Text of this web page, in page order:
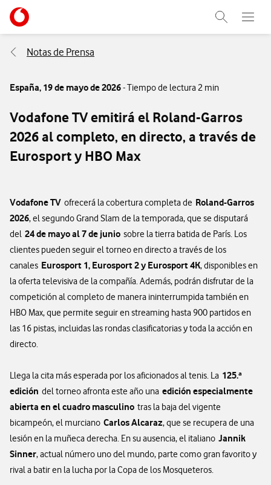
Ir a la pagina principal de vodafone.es
Abrir
Menu
Abre
Notas de Prensa
España, 19 de mayo de 2026- Tiempo de lectura 2 min
Vodafone TV emitirá el Roland-Garros
2026 al completo, en directo, a través de
Eurosport y HBO Max
Vodafone TV ofrecerá la cobertura completa de Roland-Garros
2026, el segundo Grand Slam de la temporada, que se disputará
del 24 de mayo al 7 de junio sobre la tierra batida de París. Los
clientes pueden seguir el torneo en directo a través de los
canales Eurosport 1, Eurosport 2 y Eurosport 4K, disponibles en
la oferta televisiva de la compañía. Además, podrán disfrutar de la
competición al completo de manera ininterrumpida también en
HBO Max, que permite seguir en streaming hasta 900 partidos en
las 16 pistas, incluidas las rondas clasificatorias y toda la acción en
directo.
Llega la cita más esperada por los aficionados al tenis. La 125.ª
edición del torneo afronta este año una edición especialmente
abierta en el cuadro masculino tras la baja del vigente
bicampeón, el murciano Carlos Alcaraz, que se recupera de una
lesión en la muñeca derecha. En su ausencia, el italiano Jannik
Sinner, actual número uno del mundo, parte como gran favorito y
rival a batir en la lucha por la Copa de los Mosqueteros.